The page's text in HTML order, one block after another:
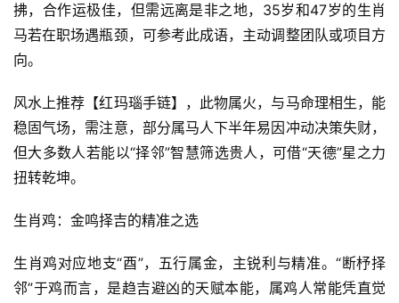
拂，合作运极佳，但需远离是非之地，35岁和47岁的生肖
马若在职场遇瓶颈，可参考此成语，主动调整团队或项目方
向。
风水上推荐【红玛瑙手链】，此物属火，与马命理相生，能
稳固气场，需注意，部分属马人下半年易因冲动决策失财，
但大多数人若能以“择邻”智慧筛选贵人，可借“天德”星之力
扭转乾坤。
生肖鸡：金鸣择吉的精准之选
生肖鸡对应地支“酉”，五行属金，主锐利与精准。“断杼择
邻”于鸡而言，是趋吉避凶的天赋本能，属鸡人常能凭直觉